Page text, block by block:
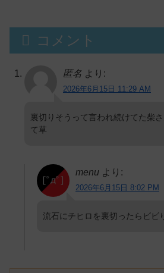
コメント
匿名 より:
2026年6月15日 11:29 AM
裏切りそうって言われ続けてた柴
て草
menu より:
2026年6月15日 8:02 PM
流石にチヒロを裏切ったらビビ